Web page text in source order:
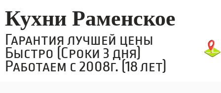
Кухни Раменское
Гарантия лучшей цены
Быстро (Сроки 3 дня)
Работаем с 2008г. (18 лет)